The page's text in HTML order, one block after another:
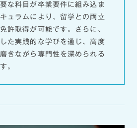
な科目が卒業要件に組み込ま
ュラムにより、留学との両立
許取得が可能です。さらに、
た実践的な学びを通じ、高度
きながら専門性を深められる
。